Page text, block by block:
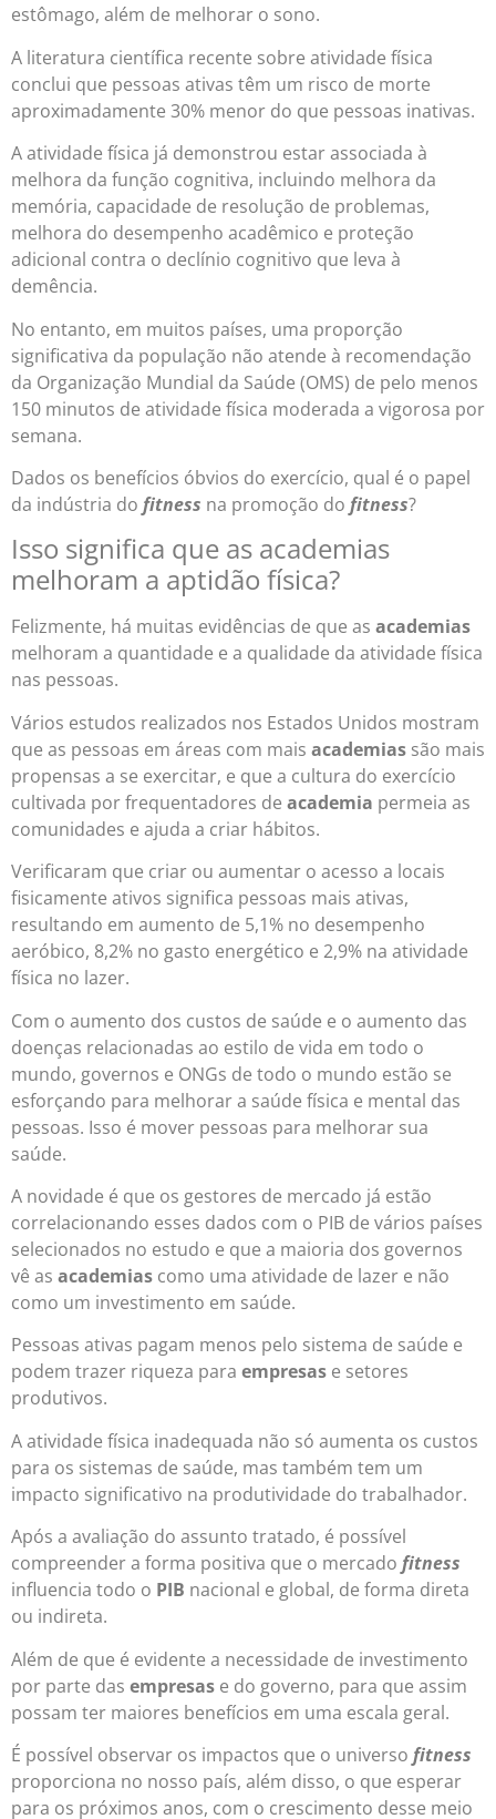
estômago, além de melhorar o sono.
A literatura científica recente sobre atividade física
conclui que pessoas ativas têm um risco de morte
aproximadamente 30% menor do que pessoas inativas.
A atividade física já demonstrou estar associada à
melhora da função cognitiva, incluindo melhora da
memória, capacidade de resolução de problemas,
melhora do desempenho acadêmico e proteção
adicional contra o declínio cognitivo que leva à
demência.
No entanto, em muitos países, uma proporção
significativa da população não atende à recomendação
da Organização Mundial da Saúde (OMS) de pelo menos
150 minutos de atividade física moderada a vigorosa por
semana.
Dados os benefícios óbvios do exercício, qual é o papel
da indústria do fitness na promoção do fitness?
Isso significa que as academias
melhoram a aptidão física?
Felizmente, há muitas evidências de que as academias
melhoram a quantidade e a qualidade da atividade física
nas pessoas.
Vários estudos realizados nos Estados Unidos mostram
que as pessoas em áreas com mais academias são mais
propensas a se exercitar, e que a cultura do exercício
cultivada por frequentadores de academia permeia as
comunidades e ajuda a criar hábitos.
Verificaram que criar ou aumentar o acesso a locais
fisicamente ativos significa pessoas mais ativas,
resultando em aumento de 5,1% no desempenho
aeróbico, 8,2% no gasto energético e 2,9% na atividade
física no lazer.
Com o aumento dos custos de saúde e o aumento das
doenças relacionadas ao estilo de vida em todo o
mundo, governos e ONGs de todo o mundo estão se
esforçando para melhorar a saúde física e mental das
pessoas. Isso é mover pessoas para melhorar sua
saúde.
A novidade é que os gestores de mercado já estão
correlacionando esses dados com o PIB de vários países
selecionados no estudo e que a maioria dos governos
vê as academias como uma atividade de lazer e não
como um investimento em saúde.
Pessoas ativas pagam menos pelo sistema de saúde e
podem trazer riqueza para empresas e setores
produtivos.
A atividade física inadequada não só aumenta os custos
para os sistemas de saúde, mas também tem um
impacto significativo na produtividade do trabalhador.
Após a avaliação do assunto tratado, é possível
compreender a forma positiva que o mercado fitness
influencia todo o PIB nacional e global, de forma direta
ou indireta.
Além de que é evidente a necessidade de investimento
por parte das empresas e do governo, para que assim
possam ter maiores benefícios em uma escala geral.
É possível observar os impactos que o universo fitness
proporciona no nosso país, além disso, o que esperar
para os próximos anos, com o crescimento desse meio